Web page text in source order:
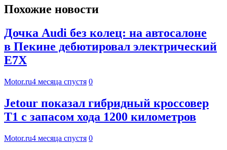
Похожие новости
Дочка Audi без колец: на автосалоне
в Пекине дебютировал электрический
E7X
Motor.ru4 месяца спустя 0
Jetour показал гибридный кроссовер
T1 с запасом хода 1200 километров
Motor.ru4 месяца спустя 0